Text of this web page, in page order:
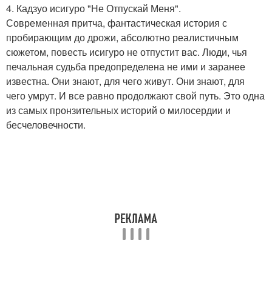
4. Кадзуо исигуро "Не Отпускай Меня".
Современная притча, фантастическая история с
пробирающим до дрожи, абсолютно реалистичным
сюжетом, повесть исигуро не отпустит вас. Люди, чья
печальная судьба предопределена не ими и заранее
известна. Они знают, для чего живут. Они знают, для
чего умрут. И все равно продолжают свой путь. Это одна
из самых пронзительных историй о милосердии и
бесчеловечности.